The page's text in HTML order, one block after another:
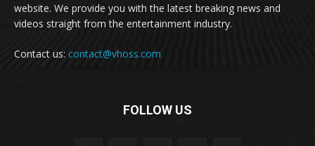
website. We provide you with the latest breaking news and
videos straight from the entertainment industry.
Contact us: contact@vhoss.com
FOLLOW US